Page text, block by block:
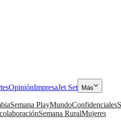
OpiniónImpresaJet Set Más
Semana PlayMundoConfidenciales
Semana RuralMujeres